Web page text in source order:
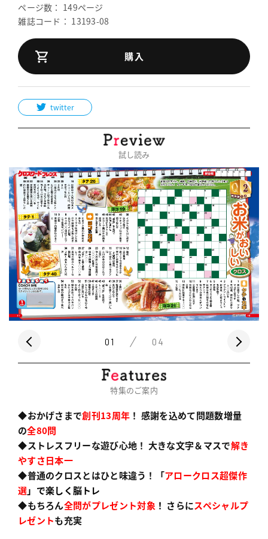
ページ数： 149ページ
雑誌コード： 13193-08
購入
twitter
試し読み
01 04
特集のご案内
◆おかげさまで創刊13周年 ！ 感謝を込めて問題数増量
の全80問
◆ストレスフリーな遊び心地！ 大きな文字＆マスで解き
やすさ日本一
◆普通のクロスとはひと味違う！「アロークロス超傑作
選」で楽しく脳トレ
◆もちろん全問がプレゼント対象 ！ さらにスペシャルプ
レゼントも充実